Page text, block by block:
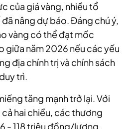
của giá vàng, nhiều tổ
nâng dự báo. Đáng chú ý,
vàng có thể đạt mốc
năm 2026 nếu các yếu
địa chính trị và chính sách
trì.
tăng mạnh trở lại. Với
hai chiều, các thương
- 118 triệu đồng/lượng.